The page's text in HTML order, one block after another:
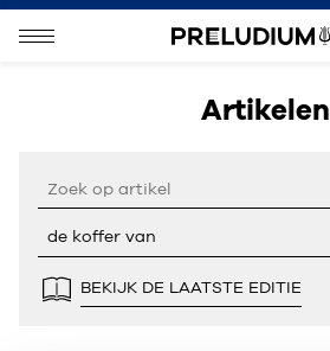
Artikelen
BEKIJK DE LAATSTE EDITIE